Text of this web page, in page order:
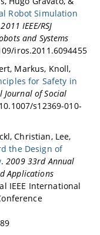
Robot Simulation
2011 IEEE/RSJ
and Systems
iros.2011.6094455
Markus, Knoll,
for Safety in
of Social
s12369-010-
Christian, Lee,
the Design of
.2009 33rd Annual
Applications
IEEE International